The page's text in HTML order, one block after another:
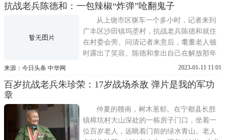
抗战老兵陈德和：一包辣椒“炸弹”呛翻鬼子
从上饶市区驱车一个多小时，记者来到
广丰区沙田镇坞垄村，抗战老兵陈德和就住
在村委会旁。问清记者来意后，耄耋老人顿
时露出了笑容。陈德和拿出自己在解放那年
拍的一张照片，俊秀的脸庞，左胸前挂着三
战役、淮海战役中获得的。89岁的他记忆清
不在这张照片中，那是陈德和
来源：今日头条 中华网 2023-01-11 11:01
百岁抗战老兵朱珍荣：17岁战场杀敌 弹片是我的军功
章
仲夏的赣南，树木葱郁。在宁都县长胜
镇樟坑村大山深处的一栋房子门口，坐着一
位百岁老人，远眺着门前的绿水青山。老人